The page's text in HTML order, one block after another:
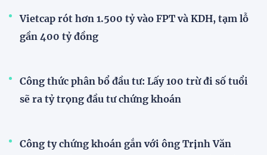
Vietcap rót hơn 1.500 tỷ vào FPT và KDH, tạm lỗ
gần 400 tỷ đồng
Công thức phân bổ đầu tư: Lấy 100 trừ đi số tuổi
sẽ ra tỷ trọng đầu tư chứng khoán
Công ty chứng khoán gắn với ông Trịnh Văn